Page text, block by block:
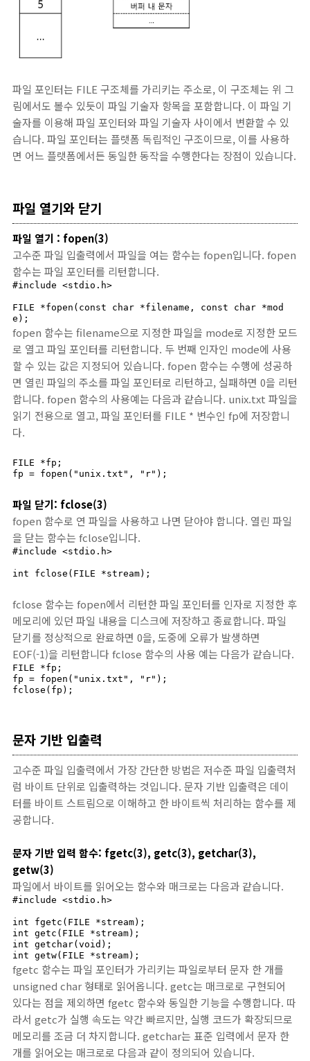
파일 포인터는 FILE 구조체를 가리키는 주소로, 이 구조체는 위 그
림에서도 볼수 있듯이 파일 기술자 항목을 포함합니다. 이 파일 기
술자를 이용해 파일 포인터와 파일 기술자 사이에서 변환할 수 있
습니다. 파일 포인터는 플랫폼 독립적인 구조이므로, 이를 사용하
면 어느 플랫폼에서든 동일한 동작을 수행한다는 장점이 있습니다.
파일 열기와 닫기
파일 열기 : fopen(3)
고수준 파일 입출력에서 파일을 여는 함수는 fopen입니다. fopen
함수는 파일 포인터를 리턴합니다.
#include <stdio.h>
FILE *fopen(const char *filename, const char *mod
e);
fopen 함수는 filename으로 지정한 파일을 mode로 지정한 모드
로 열고 파일 포인터를 리턴합니다. 두 번째 인자인 mode에 사용
할 수 있는 값은 지정되어 있습니다. fopen 함수는 수행에 성공하
면 열린 파일의 주소를 파일 포인터로 리턴하고, 실패하면 0을 리턴
합니다. fopen 함수의 사용예는 다음과 같습니다. unix.txt 파일을
읽기 전용으로 열고, 파일 포인터를 FILE * 변수인 fp에 저장합니
다.
FILE *fp;
fp = fopen("unix.txt", "r");
파일 닫기: fclose(3)
fopen 함수로 연 파일을 사용하고 나면 닫아야 합니다. 열린 파일
을 닫는 함수는 fclose입니다.
#include <stdio.h>
int fclose(FILE *stream);
fclose 함수는 fopen에서 리턴한 파일 포인터를 인자로 지정한 후
메모리에 있던 파일 내용을 디스크에 저장하고 종료합니다. 파일
닫기를 정상적으로 완료하면 0을, 도중에 오류가 발생하면
EOF(-1)을 리턴합니다 fclose 함수의 사용 예는 다음가 같습니다.
FILE *fp;
fp = fopen("unix.txt", "r");
fclose(fp);
문자 기반 입출력
고수준 파일 입출력에서 가장 간단한 방법은 저수준 파일 입출력처
럼 바이트 단위로 입출력하는 것입니다. 문자 기반 입출력은 데이
터를 바이트 스트림으로 이해하고 한 바이트씩 처리하는 함수를 제
공합니다.
문자 기반 입력 함수: fgetc(3), getc(3), getchar(3),
getw(3)
파일에서 바이트를 읽어오는 함수와 매크로는 다음과 같습니다.
#include <stdio.h>
int fgetc(FILE *stream);
int getc(FILE *stream);
int getchar(void);
int getw(FILE *stream);
fgetc 함수는 파일 포인터가 가리키는 파일로부터 문자 한 개를
unsigned char 형태로 읽어옵니다. getc는 매크로로 구현되어
있다는 점을 제외하면 fgetc 함수와 동일한 기능을 수행합니다. 따
라서 getc가 실행 속도는 약간 빠르지만, 실행 코드가 확장되므로
메모리를 조금 더 차지합니다. getchar는 표준 입력에서 문자 한
개를 읽어오는 매크로로 다음과 같이 정의되어 있습니다.